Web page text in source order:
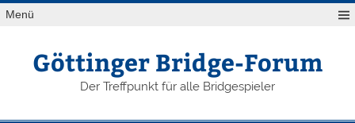
Zum
Inhalt
Menü
Göttinger Bridge-Forum
Der Treffpunkt für alle Bridgespieler